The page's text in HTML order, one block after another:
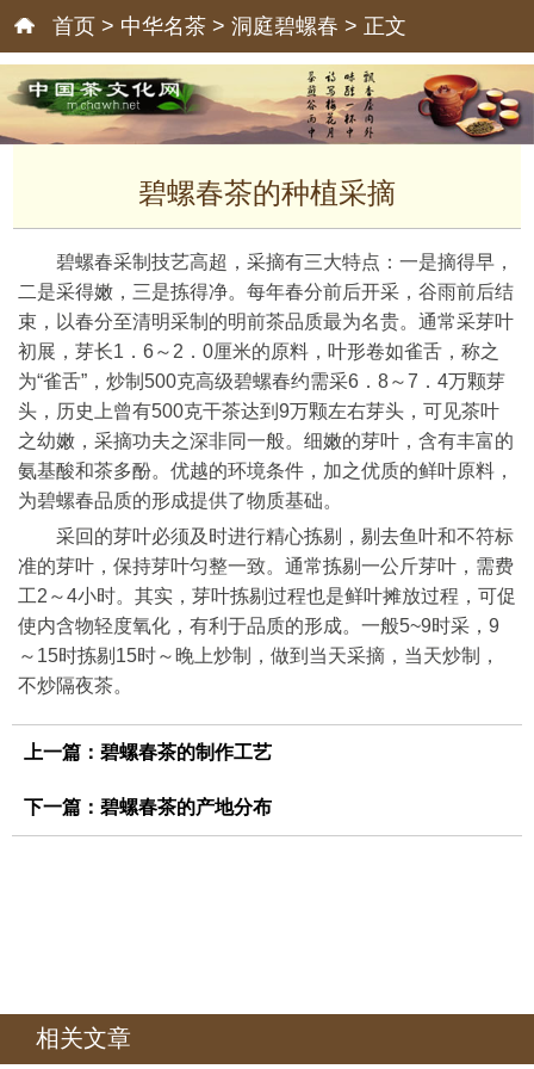
首页 > 中华名茶 > 洞庭碧螺春 > 正文
碧螺春茶的种植采摘
碧螺春采制技艺高超，采摘有三大特点：一是摘得早，
二是采得嫩，三是拣得净。每年春分前后开采，谷雨前后结
束，以春分至清明采制的明前茶品质最为名贵。通常采芽叶
初展，芽长1．6～2．0厘米的原料，叶形卷如雀舌，称之
为“雀舌”，炒制500克高级碧螺春约需采6．8～7．4万颗芽
头，历史上曾有500克干茶达到9万颗左右芽头，可见茶叶
之幼嫩，采摘功夫之深非同一般。细嫩的芽叶，含有丰富的
氨基酸和茶多酚。优越的环境条件，加之优质的鲜叶原料，
为碧螺春品质的形成提供了物质基础。
采回的芽叶必须及时进行精心拣剔，剔去鱼叶和不符标
准的芽叶，保持芽叶匀整一致。通常拣剔一公斤芽叶，需费
工2～4小时。其实，芽叶拣剔过程也是鲜叶摊放过程，可促
使内含物轻度氧化，有利于品质的形成。一般5~9时采，9
～15时拣剔15时～晚上炒制，做到当天采摘，当天炒制，
不炒隔夜茶。
上一篇： 碧螺春茶的制作工艺
下一篇： 碧螺春茶的产地分布
相关文章